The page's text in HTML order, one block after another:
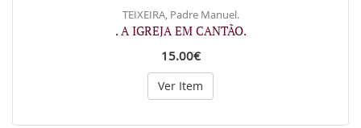
TEIXEIRA, Padre Manuel.
. A IGREJA EM CANTÃO.
15.00€
Ver Item